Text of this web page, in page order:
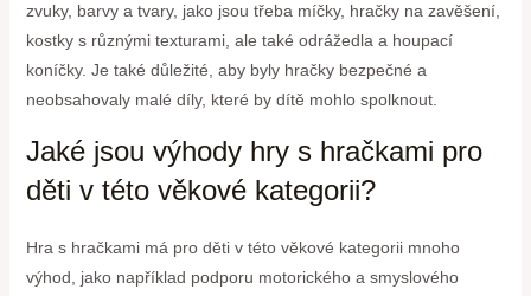
zvuky, barvy a tvary, jako jsou třeba míčky, hračky na zavěšení,
kostky s různými texturami, ale také odrážedla a houpací
koníčky. Je také důležité, aby byly hračky bezpečné a
neobsahovaly malé díly, které by dítě mohlo spolknout.
Jaké jsou výhody hry s hračkami pro
děti v této věkové kategorii?
Hra s hračkami má pro děti v této věkové kategorii mnoho
výhod, jako například podporu motorického a smyslového